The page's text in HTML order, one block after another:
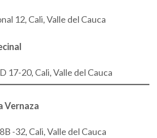
12, Cali, Valle del Cauca
17-20, Cali, Valle del Cauca
Vernaza
-32, Cali, Valle del Cauca